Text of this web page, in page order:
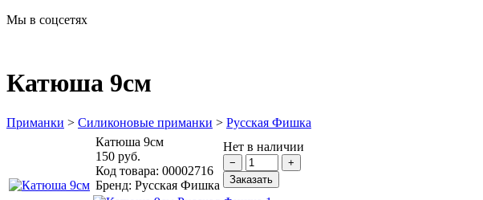
Мы в соцсетях
Катюша 9см
Приманки > Силиконовые приманки > Русская Фишка
Катюша 9см
150 руб.
Код товара: 00002716
Бренд: Русская Фишка
Нет в наличии